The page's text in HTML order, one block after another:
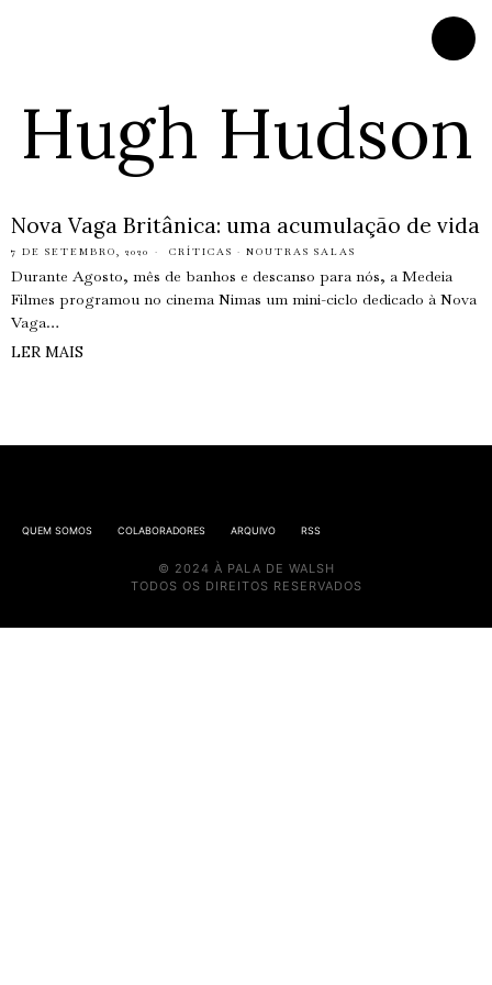
Hugh Hudson
Nova Vaga Britânica: uma acumulação de vida
7 DE SETEMBRO, 2020 CRÍTICAS · NOUTRAS SALAS
Durante Agosto, mês de banhos e descanso para nós, a Medeia
Filmes programou no cinema Nimas um mini-ciclo dedicado à Nova
Vaga…
LER MAIS
QUEM SOMOS COLABORADORES ARQUIVO RSS
© 2024 À PALA DE WALSH
TODOS OS DIREITOS RESERVADOS